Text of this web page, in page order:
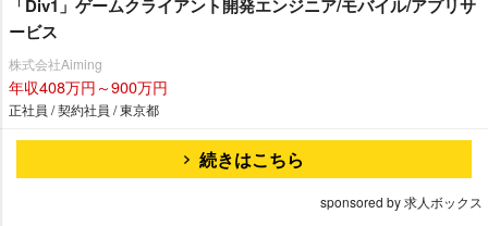
「Div1」ゲームクライアント開発エンジニア/モバイル/アプリサ
ービス
株式会社Aiming
年収408万円～900万円
正社員 / 契約社員 / 東京都
続きはこちら
sponsored by 求人ボックス